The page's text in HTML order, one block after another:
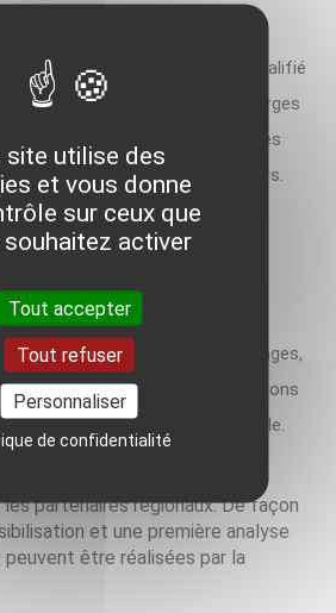
bureau d'études thermiques (qualifié
sur la base d'un cahier des charges
sont notamment abordés les
et la vérification des émetteurs.
un hydrogéoloque qualifié, la
adaptée sera définie et une
sera faite ;
travaux ;
et ajustement des réglages,
que possible les consommations
et s'il y a lieu d'énergie fossile.
peuvent faire l'objet de
partenaires régionaux. De façon
et une première analyse
être réalisées par la
site utilise des
et vous donne
sur ceux que
activer
Tout accepter
Tout refuser
Personnaliser
de confidentialité